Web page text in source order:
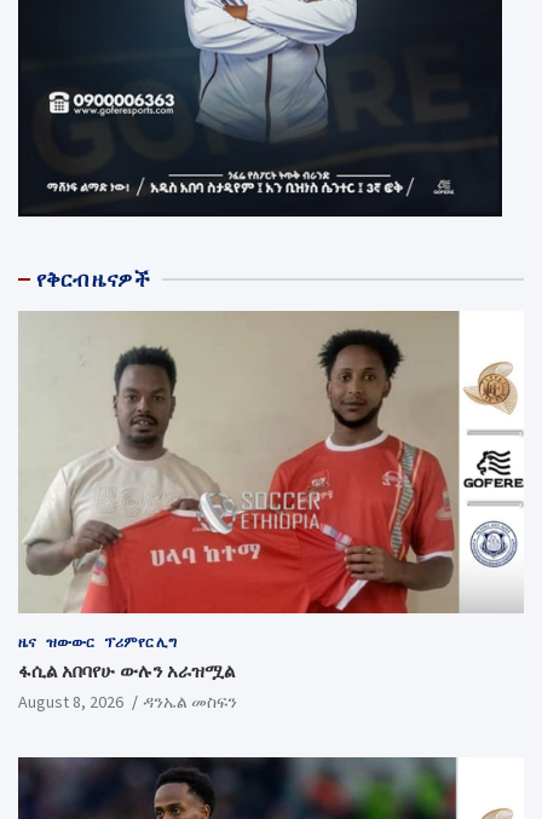
የቅርብ ዜናዎች
ዜና ዝውውር ፕሪምየር ሊግ
ፋሲል አበባየሁ ውሉን አራዝሟል
August 8, 2026 ዳንኤል መስፍን